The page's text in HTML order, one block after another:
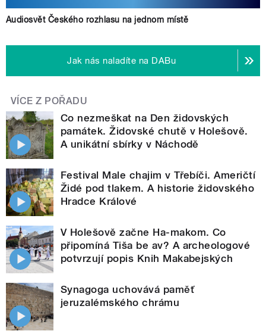
Audiosvět Českého rozhlasu na jednom místě
Jak nás naladíte na DABu
VÍCE Z POŘADU
Co nezmeškat na Den židovských
památek. Židovské chutě v Holešově.
A unikátní sbírky v Náchodě
Festival Male chajim v Třebíči. Američtí
Židé pod tlakem. A historie židovského
Hradce Králové
V Holešově začne Ha-makom. Co
připomíná Tiša be av? A archeologové
potvrzují popis Knih Makabejských
Synagoga uchovává paměť
jeruzalémského chrámu